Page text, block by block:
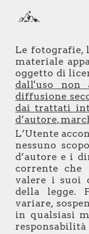
Skip to main
Le fotografie,
materiale
oggetto di
dall'uso non
diffusione
dai trattati
d’autore,
L’Utente
nessuno
d’autore e i
corrente che
valere i suoi
della legge.
variare,
in qualsiasi
responsabilità